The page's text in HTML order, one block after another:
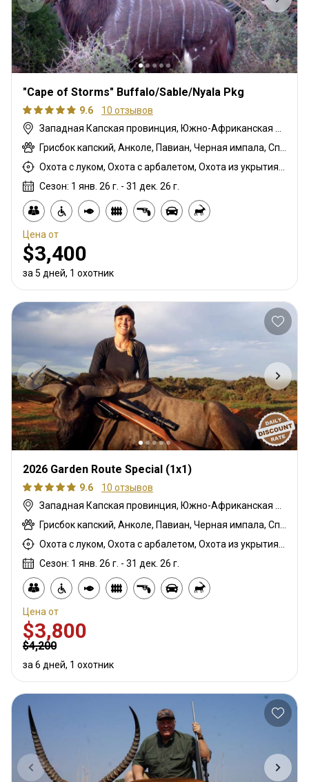
"Cape of Storms" Buffalo/Sable/Nyala Pkg
9.6
10 отзывов
Сезон: 1 янв. 26 г. - 31 дек. 26 г.
Цена от
$3,400
за 5 дней, 1 охотник
2026 Garden Route Special (1x1)
9.6
10 отзывов
Сезон: 1 янв. 26 г. - 31 дек. 26 г.
Цена от
$3,800
$4,200
за 6 дней, 1 охотник